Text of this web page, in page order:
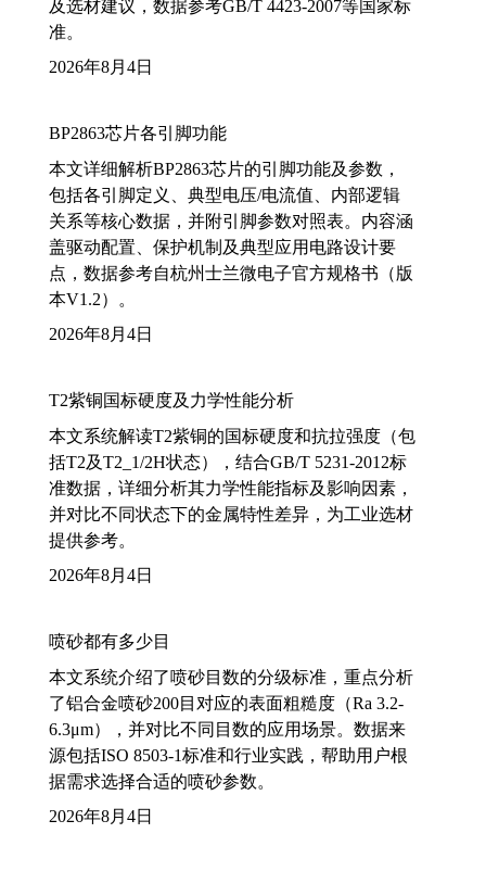
及选材建议，数据参考GB/T 4423-2007等国家标
准。
2026年8月4日
BP2863芯片各引脚功能
本文详细解析BP2863芯片的引脚功能及参数，
包括各引脚定义、典型电压/电流值、内部逻辑
关系等核心数据，并附引脚参数对照表。内容涵
盖驱动配置、保护机制及典型应用电路设计要
点，数据参考自杭州士兰微电子官方规格书（版
本V1.2）。
2026年8月4日
T2紫铜国标硬度及力学性能分析
本文系统解读T2紫铜的国标硬度和抗拉强度（包
括T2及T2_1/2H状态），结合GB/T 5231-2012标
准数据，详细分析其力学性能指标及影响因素，
并对比不同状态下的金属特性差异，为工业选材
提供参考。
2026年8月4日
喷砂都有多少目
本文系统介绍了喷砂目数的分级标准，重点分析
了铝合金喷砂200目对应的表面粗糙度（Ra 3.2-
6.3μm），并对比不同目数的应用场景。数据来
源包括ISO 8503-1标准和行业实践，帮助用户根
据需求选择合适的喷砂参数。
2026年8月4日